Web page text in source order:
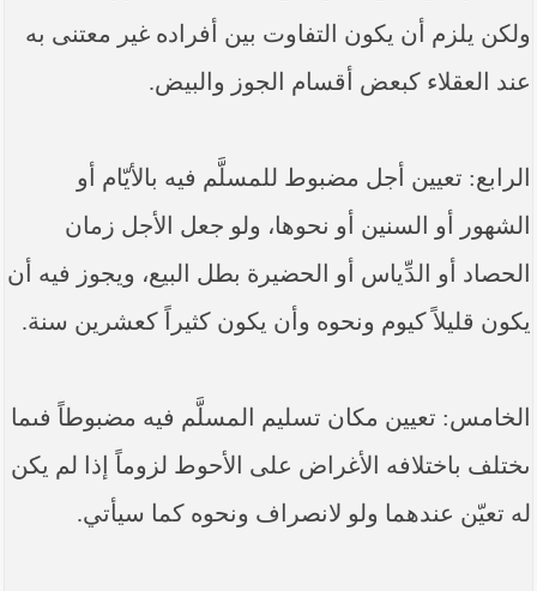
ولكن يلزم أن يكون التفاوت بين أفراده غير معتنى به
عند العقلاء كبعض أقسام الجوز والبيض.
الرابع: تعيين أجل مضبوط للمسلَّم فيه بالأيّام أو
الشهور أو السنين أو نحوها، ولو جعل الأجل زمان
الحصاد أو الدِّياس أو الحضيرة بطل البيع، ويجوز فيه أن
يكون قليلاً كيوم ونحوه وأن يكون كثيراً كعشرين سنة.
الخامس: تعيين مكان تسليم المسلَّم فيه مضبوطاً فىما
ىختلف باختلافه الأغراض على الأحوط لزوماً إذا لم ‏يكن
له تعيّن عندهما ولو لانصراف ونحوه كما سيأتي.